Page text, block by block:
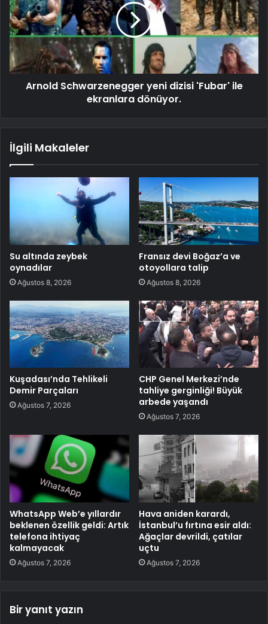
Arnold Schwarzenegger yeni dizisi 'Fubar' ile
ekranlara dönüyor.
İlgili Makaleler
Su altında zeybek
oynadılar
Ağustos 8, 2026
Fransız devi Boğaz’a ve
otoyollara talip
Ağustos 8, 2026
Kuşadası’nda Tehlikeli
Demir Parçaları
Ağustos 7, 2026
CHP Genel Merkezi’nde
tahliye gerginliği! Büyük
arbede yaşandı
Ağustos 7, 2026
WhatsApp Web’e yıllardır
beklenen özellik geldi: Artık
telefona ihtiyaç
kalmayacak
Ağustos 7, 2026
Hava aniden karardı,
İstanbul’u fırtına esir aldı:
Ağaçlar devrildi, çatılar
uçtu
Ağustos 7, 2026
Bir yanıt yazın